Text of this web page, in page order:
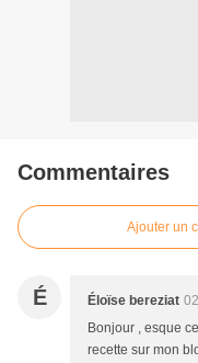
Commentaires
Ajouter un
É Éloïse bereziat
Bonjour , esque
recette sur mon